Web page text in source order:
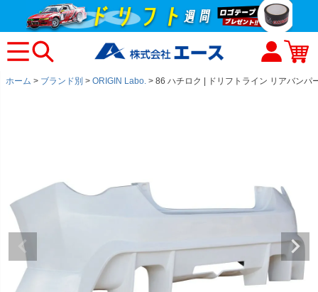
ホーム ブランド別 ORIGIN Labo. 86 ハチロク | ドリフトライン リアバンパ